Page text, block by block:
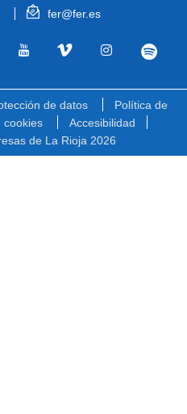
fer@fer.es
de datos
Política de
cookies
Accesibilidad
de La Rioja 2026